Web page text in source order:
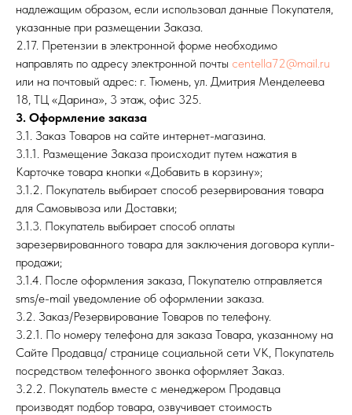
надлежащим образом, если использовал данные Покупателя,
указанные при размещении Заказа.
2.17. Претензии в электронной форме необходимо
направлять по адресу электронной почты centella72@mail.ru
или на почтовый адрес: г. Тюмень, ул. Дмитрия Менделеева
18, ТЦ «Дарина», 3 этаж, офис 325.
3. Оформление заказа
3.1. Заказ Товаров на сайте интернет-магазина.
3.1.1. Размещение Заказа происходит путем нажатия в
Карточке товара кнопки «Добавить в корзину»;
3.1.2. Покупатель выбирает способ резервирования товара
для Самовывоза или Доставки;
3.1.3. Покупатель выбирает способ оплаты
зарезервированного товара для заключения договора купли-
продажи;
3.1.4. После оформления заказа, Покупателю отправляется
sms/e-mail уведомление об оформлении заказа.
3.2. Заказ/Резервирование Товаров по телефону.
3.2.1. По номеру телефона для заказа Товара, указанному на
Сайте Продавца/ странице социальной сети VK, Покупатель
посредством телефонного звонка оформляет Заказ.
3.2.2. Покупатель вместе с менеджером Продавца
производят подбор товара, озвучивает стоимость